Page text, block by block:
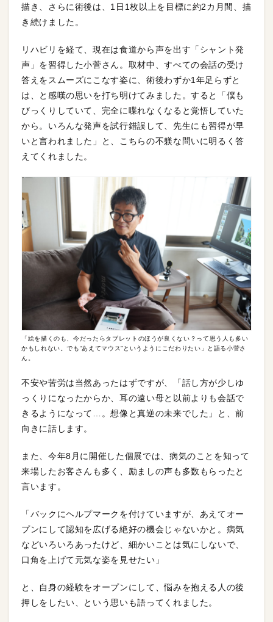
描き、さらに術後は、1日1枚以上を目標に約2カ月間、描
き続けました。
リハビリを経て、現在は食道から声を出す「シャント発
声」を習得した小菅さん。取材中、すべての会話の受け
答えをスムーズにこなす姿に、術後わずか1年足らずと
は、と感嘆の思いを打ち明けてみました。すると「僕も
びっくりしていて、完全に喋れなくなると覚悟していた
から。いろんな発声を試行錯誤して、先生にも習得が早
いと言われました」と、こちらの不躾な問いに明るく答
えてくれました。
「絵を描くのも、今だったらタブレットのほうが良くない？って思う人も多い
かもしれない。でも“あえてマウス”というようにこだわりたい」と語る小菅さ
ん。
不安や苦労は当然あったはずですが、「話し方が少しゆ
っくりになったからか、耳の遠い母と以前よりも会話で
きるようになって…。想像と真逆の未来でした」と、前
向きに話します。
また、今年8月に開催した個展では、病気のことを知って
来場したお客さんも多く、励ましの声も多数もらったと
言います。
「バックにヘルプマークを付けていますが、あえてオー
プンにして認知を広げる絶好の機会じゃないかと。病気
などいろいろあったけど、細かいことは気にしないで、
口角を上げて元気な姿を見せたい」
と、自身の経験をオープンにして、悩みを抱える人の後
押しをしたい、という思いも語ってくれました。